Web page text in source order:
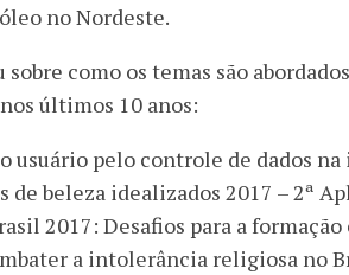
no Nordeste.
como os temas são
últimos 10 anos:
usuário pelo controle de dados
de beleza idealizados 2017 – 2ª
2017: Desafios para a
a intolerância religiosa no